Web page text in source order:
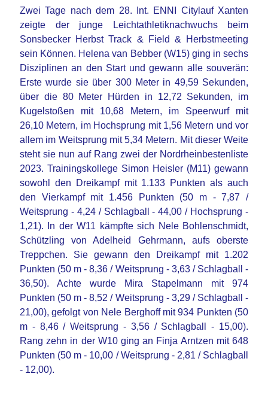
Zwei Tage nach dem 28. Int. ENNI Citylauf Xanten
zeigte der junge Leichtathletiknachwuchs beim
Sonsbecker Herbst Track & Field & Herbstmeeting
sein Können. Helena van Bebber (W15) ging in sechs
Disziplinen an den Start und gewann alle souverän:
Erste wurde sie über 300 Meter in 49,59 Sekunden,
über die 80 Meter Hürden in 12,72 Sekunden, im
Kugelstoßen mit 10,68 Metern, im Speerwurf mit
26,10 Metern, im Hochsprung mit 1,56 Metern und vor
allem im Weitsprung mit 5,34 Metern. Mit dieser Weite
steht sie nun auf Rang zwei der Nordrheinbestenliste
2023. Trainingskollege Simon Heisler (M11) gewann
sowohl den Dreikampf mit 1.133 Punkten als auch
den Vierkampf mit 1.456 Punkten (50 m - 7,87 /
Weitsprung - 4,24 / Schlagball - 44,00 / Hochsprung -
1,21). In der W11 kämpfte sich Nele Bohlenschmidt,
Schützling von Adelheid Gehrmann, aufs oberste
Treppchen. Sie gewann den Dreikampf mit 1.202
Punkten (50 m - 8,36 / Weitsprung - 3,63 / Schlagball -
36,50). Achte wurde Mira Stapelmann mit 974
Punkten (50 m - 8,52 / Weitsprung - 3,29 / Schlagball -
21,00), gefolgt von Nele Berghoff mit 934 Punkten (50
m - 8,46 / Weitsprung - 3,56 / Schlagball - 15,00).
Rang zehn in der W10 ging an Finja Arntzen mit 648
Punkten (50 m - 10,00 / Weitsprung - 2,81 / Schlagball
- 12,00).